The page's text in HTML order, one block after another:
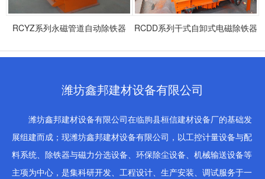
RCYZ系列永磁管道自动除铁器 RCDD系列干式自卸式电磁除铁器
潍坊鑫邦建材设备有限公司
潍坊鑫邦建材设备有限公司在临朐县桓信建材设备厂的基础发
展组建而成；现潍坊鑫邦建材设备有限公司，以工控计量设备与配
料系统、除铁器与磁力分选设备、环保除尘设备、机械输送设备等
主项为中心，是集科研开发、工程设计、生产安装、调试服务于一